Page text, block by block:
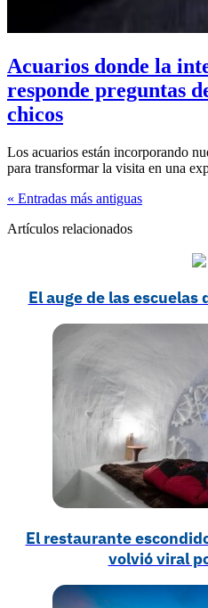
Acuarios donde la
responde preguntas
chicos
Los acuarios están incorporando
para transformar la visita en una
« Entradas más antiguas
Artículos relacionados
El auge de las
El restaurante
volvió viral